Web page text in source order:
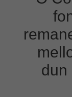
dun